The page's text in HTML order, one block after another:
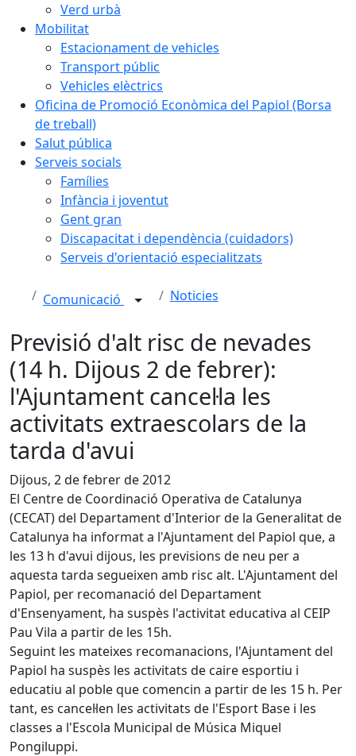
Verd urbà
Mobilitat
Estacionament de vehicles
Transport públic
Vehicles elèctrics
Oficina de Promoció Econòmica del Papiol (Borsa
de treball)
Salut pública
Serveis socials
Famílies
Infància i joventut
Gent gran
Discapacitat i dependència (cuidadors)
Serveis d'orientació especialitzats
Comunicació Noticies
Previsió d'alt risc de nevades
(14 h. Dijous 2 de febrer):
l'Ajuntament cancel·la les
activitats extraescolars de la
tarda d'avui
Dijous, 2 de febrer de 2012
El Centre de Coordinació Operativa de Catalunya
(CECAT) del Departament d'Interior de la Generalitat de
Catalunya ha informat a l'Ajuntament del Papiol que, a
les 13 h d'avui dijous, les previsions de neu per a
aquesta tarda segueixen amb risc alt. L'Ajuntament del
Papiol, per recomanació del Departament
d'Ensenyament, ha suspès l'activitat educativa al CEIP
Pau Vila a partir de les 15h.
Seguint les mateixes recomanacions, l'Ajuntament del
Papiol ha suspès les activitats de caire esportiu i
educatiu al poble que comencin a partir de les 15 h. Per
tant, es cancel·len les activitats de l'Esport Base i les
classes a l'Escola Municipal de Música Miquel
Pongiluppi.